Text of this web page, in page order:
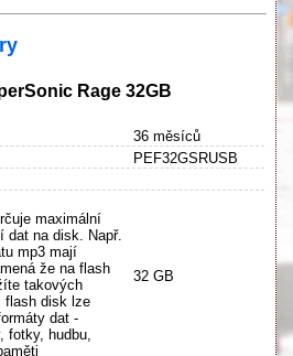
Rage 32GB
36 měsíců
PEF32GSRUSB
maximální
dat na disk. Např.
mp3 mají
že na flash
takových
flash disk lze
dat -
fotky, hudbu,
32 GB